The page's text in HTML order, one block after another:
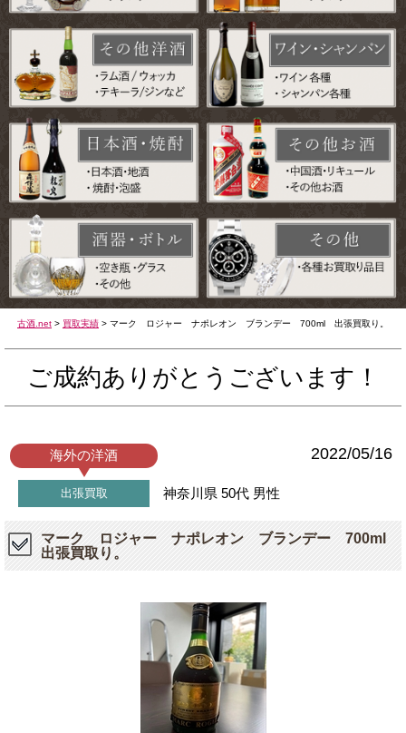
古酒.net > 買取実績 > マーク ロジャー ナポレオン ブランデー 700ml 出張買取り。
ご成約ありがとうございます！
海外の洋酒 2022/05/16
出張買取 神奈川県 50代 男性
マーク ロジャー ナポレオン ブランデー 700ml
出張買取り。